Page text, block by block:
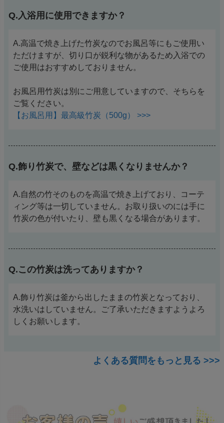
Q.入浴用に使用できますか？
A.高温で焼き上げた竹炭なのでお風呂等にもご使用い
ただけますが、切り口が鋭利な物があるため入浴での
ご使用はおすすめしておりません。
お風呂用竹炭は別にご用意していますので、そちらを
ご覧ください。
【お風呂用】最高級竹炭（500g） >>>
Q.飾り竹炭で、壁などは黒くなりませんか？
A.自然の竹そのものを高温で焼き上げており、コーテ
ィング等は一切していません。お取り扱いのには手に
竹炭の色が付いたり、壁も黒くなる場合があります。
Q.この竹炭は洗ってありますか？
A.飾り竹炭は釜から出したままの竹炭となっており、
水洗いはしていません。ご了承いただきますようよろ
しくお願いします。
よくある質問をもっと見る >>>